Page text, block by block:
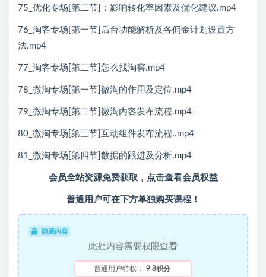
75_优化专场[第二节]：影响转化率因素及优化建议.mp4
76_淘客专场[第一节]后台功能解析及各佣金计划设置方
法.mp4
77_淘客专场[第二节]怎么找淘窖.mp4
78_微淘专场[第一节]微淘的作用及定位.mp4
79_微淘专场[第二节]微淘内容发布流程.mp4
80_微淘专场[第三节]互动组件发布流程..mp4
81_微淘专场[第四节]数据的跟进及分析.mp4
会员全站资源免费获取，点击查看会员权益
普通用户可在下方单独购买课程！
隐藏内容
此处内容需要权限查看
普通用户特权： 9.8积分